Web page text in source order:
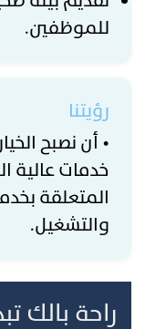
للموظفين.
رؤيتنا
• أن نصبح
خدمات عالية
المتعلقة
والتشغيل.
راحة بالك